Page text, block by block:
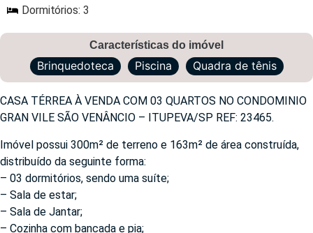
Dormitórios: 3
Características do imóvel
Brinquedoteca Piscina Quadra de tênis
CASA TÉRREA À VENDA COM 03 QUARTOS NO CONDOMINIO
GRAN VILE SÃO VENÂNCIO – ITUPEVA/SP REF: 23465.
Imóvel possui 300m² de terreno e 163m² de área construída,
distribuído da seguinte forma:
– 03 dormitórios, sendo uma suíte;
– Sala de estar;
– Sala de Jantar;
– Cozinha com bancada e pia;